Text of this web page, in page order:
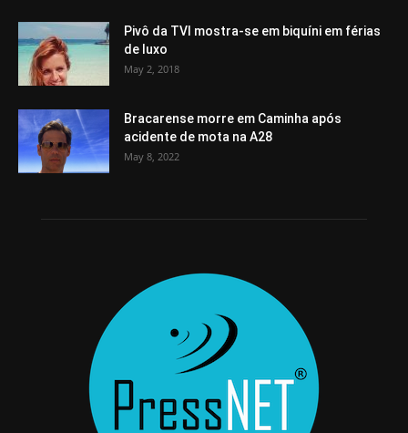
Pivô da TVI mostra-se em biquíni em férias
de luxo
May 2, 2018
Bracarense morre em Caminha após
acidente de mota na A28
May 8, 2022